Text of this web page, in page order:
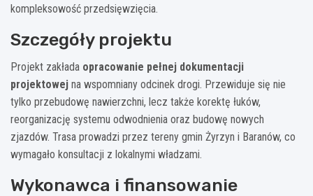
kompleksowość przedsięwzięcia.
Szczegóły projektu
Projekt zakłada opracowanie pełnej dokumentacji
projektowej na wspomniany odcinek drogi. Przewiduje się nie
tylko przebudowę nawierzchni, lecz także korektę łuków,
reorganizację systemu odwodnienia oraz budowę nowych
zjazdów. Trasa prowadzi przez tereny gmin Żyrzyn i Baranów, co
wymagało konsultacji z lokalnymi władzami.
Wykonawca i finansowanie